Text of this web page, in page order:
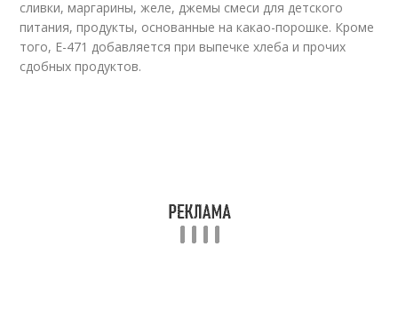
сливки, маргарины, желе, джемы смеси для детского
питания, продукты, основанные на какао-порошке. Кроме
того, Е-471 добавляется при выпечке хлеба и прочих
сдобных продуктов.